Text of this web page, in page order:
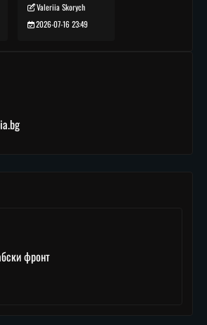
Valeriia Skorych
2026-07-16 23:49
фронт